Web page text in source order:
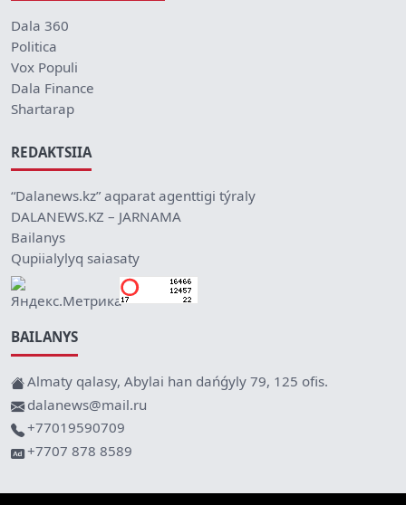
Dala 360
Politica
Vox Populi
Dala Finance
Shartarap
REDAKTSIIA
“Dalanews.kz” aqparat agenttigi týraly
DALANEWS.KZ – JARNAMA
Bailanys
Qupiialylyq saiasaty
BAILANYS
Almaty qalasy, Abylai han dańǵyly 79, 125 ofis.
dalanews@mail.ru
+77019590709
+7707 878 8589